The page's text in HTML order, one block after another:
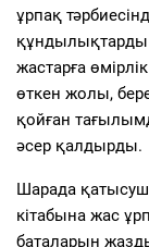
ұрпақ
құндылықтарды
жастарға
өткен жолы,
қойған
әсер қалдырды.
Шарада
кітабына жас
баталарын